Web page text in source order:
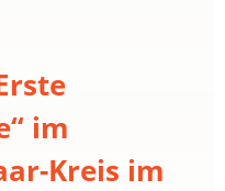
im
Kreis im